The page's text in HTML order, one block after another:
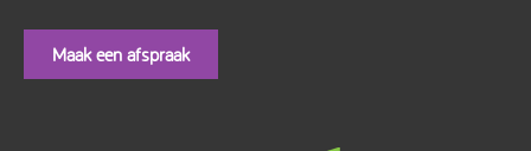
Maak een afspraak